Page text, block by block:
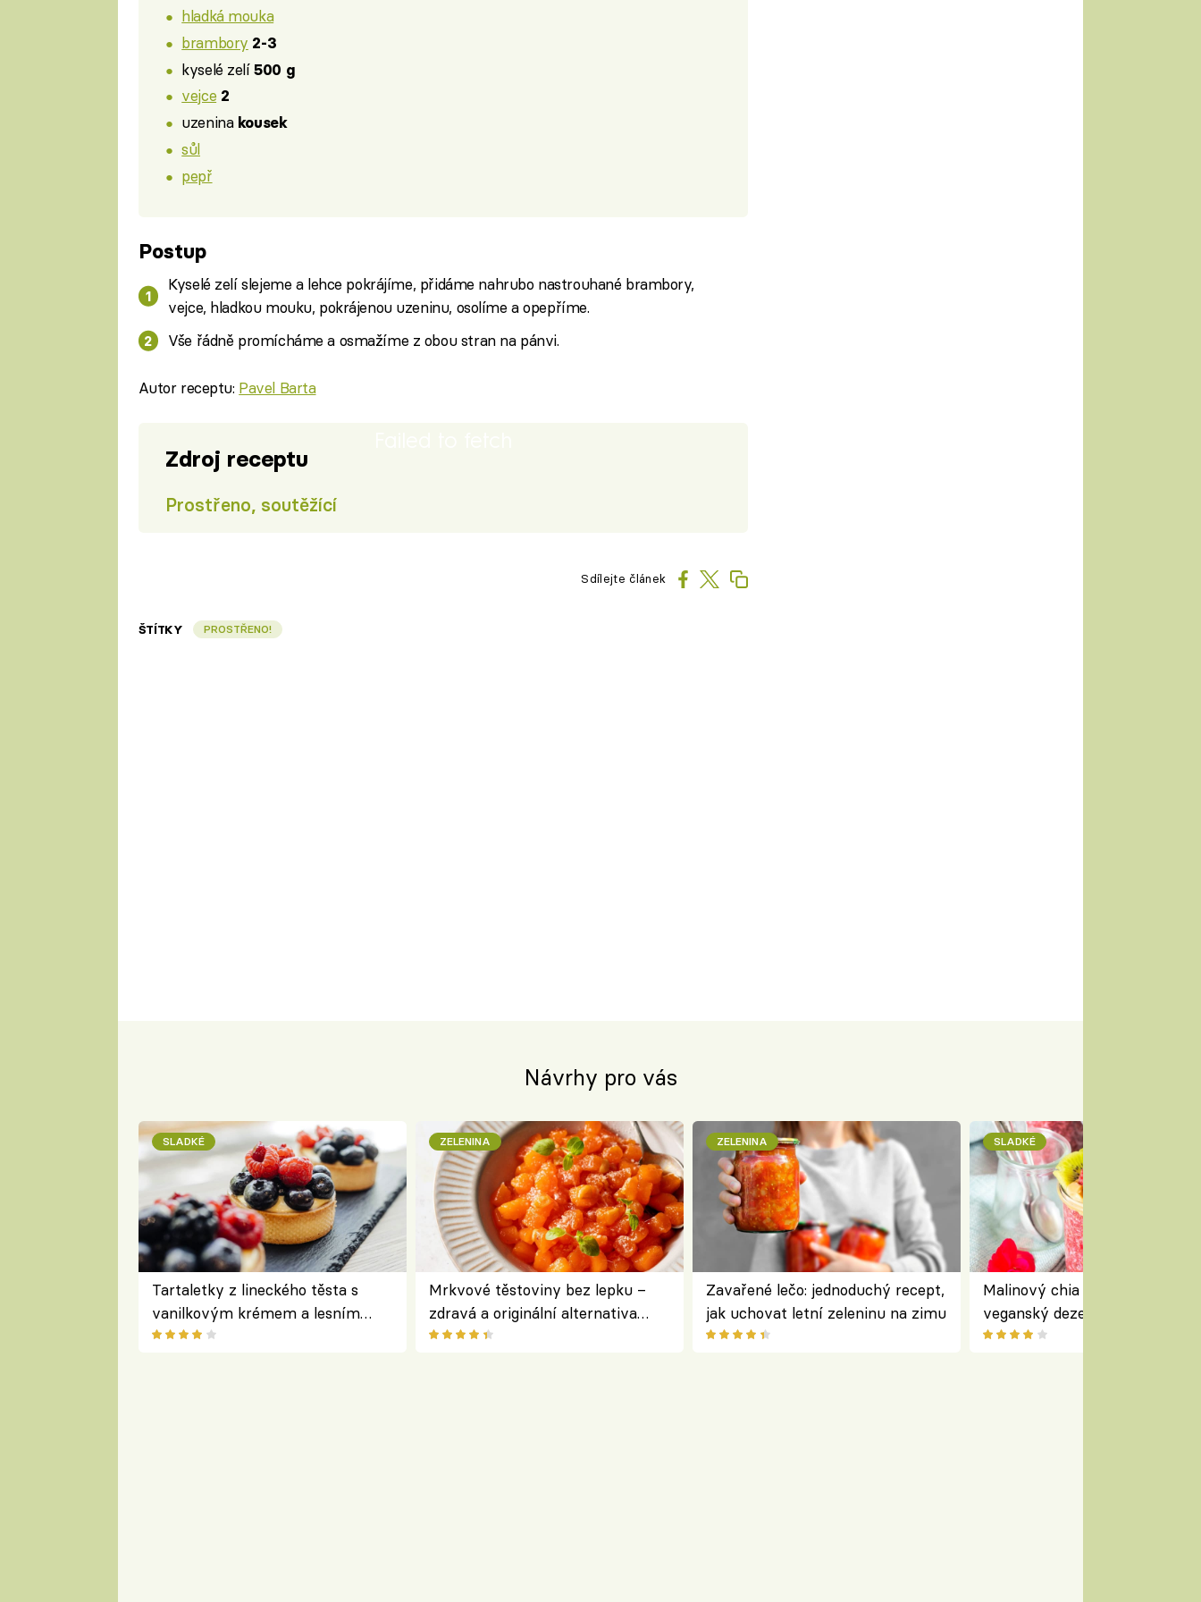
hladká mouka
brambory 2-3
kyselé zelí500 g
vejce 2
uzenina kousek
sůl
pepř
Postup
Kyselé zelí slejeme a lehce pokrájíme, přidáme nahrubo nastrouhané brambory,
vejce, hladkou mouku, pokrájenou uzeninu, osolíme a opepříme.
Vše řádně promícháme a osmažíme z obou stran na pánvi.
Autor receptu: Pavel Barta
Zdroj receptu
Prostřeno, soutěžící
Sdílejte článek
ŠTÍTKY PROSTŘENO!
Návrhy pro vás
SLADKÉ
Tartaletky z lineckého těsta s
vanilkovým krémem a lesním
ovocem podle Bread Society
ZELENINA
Mrkvové těstoviny bez lepku –
zdravá a originální alternativa
klasiky
ZELENINA
Zavařené lečo: jednoduchý recept,
jak uchovat letní zeleninu na zimu
SLADKÉ
Malinový chia pudink s
veganský dezert plný ovoce a
ořechů